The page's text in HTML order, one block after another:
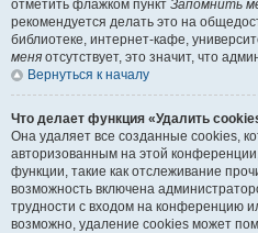
отметить флажком пункт Запомнить
рекомендуется делать это на
библиотеке, интернет-кафе,
меня отсутствует, это значит, что
Вернуться к началу
Что делает функция «Удалить
Она удаляет все созданные cookies,
авторизованным на этой
функции, такие как отслеживание
возможность включена
трудности с входом на конференцию
возможно, удаление cookies может